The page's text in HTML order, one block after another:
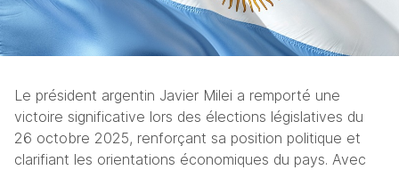
Le président argentin Javier Milei a remporté une
victoire significative lors des élections législatives du
26 octobre 2025, renforçant sa position politique et
clarifiant les orientations économiques du pays. Avec